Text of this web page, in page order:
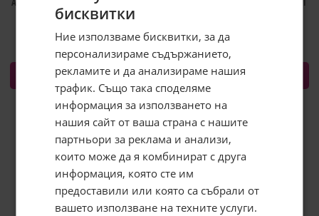
2.38€ 4.65 лв.
КУПИ КУПИ
бисквитки
Ние използваме бисквитки, за да
персонализираме съдържанието,
рекламите и да анализираме нашия
трафик. Също така споделяме
информация за използването на
нашия сайт от ваша страна с нашите
партньори за реклама и анализи,
които може да я комбинират с друга
информация, която сте им
предоставили или която са събрали от
вашето използване на техните услуги.
Абонирайте се за бюлетина и
грабнете-5%отстъпка!
АБОНИРАНЕ